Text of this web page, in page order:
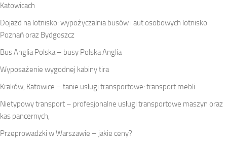
Katowicach
Dojazd na lotnisko: wypożyczalnia busów i aut osobowych lotnisko
Poznań oraz Bydgoszcz
Bus Anglia Polska – busy Polska Anglia
Wyposażenie wygodnej kabiny tira
Kraków, Katowice – tanie usługi transportowe: transport mebli
Nietypowy transport – profesjonalne usługi transportowe maszyn oraz
kas pancernych,
Przeprowadzki w Warszawie – jakie ceny?